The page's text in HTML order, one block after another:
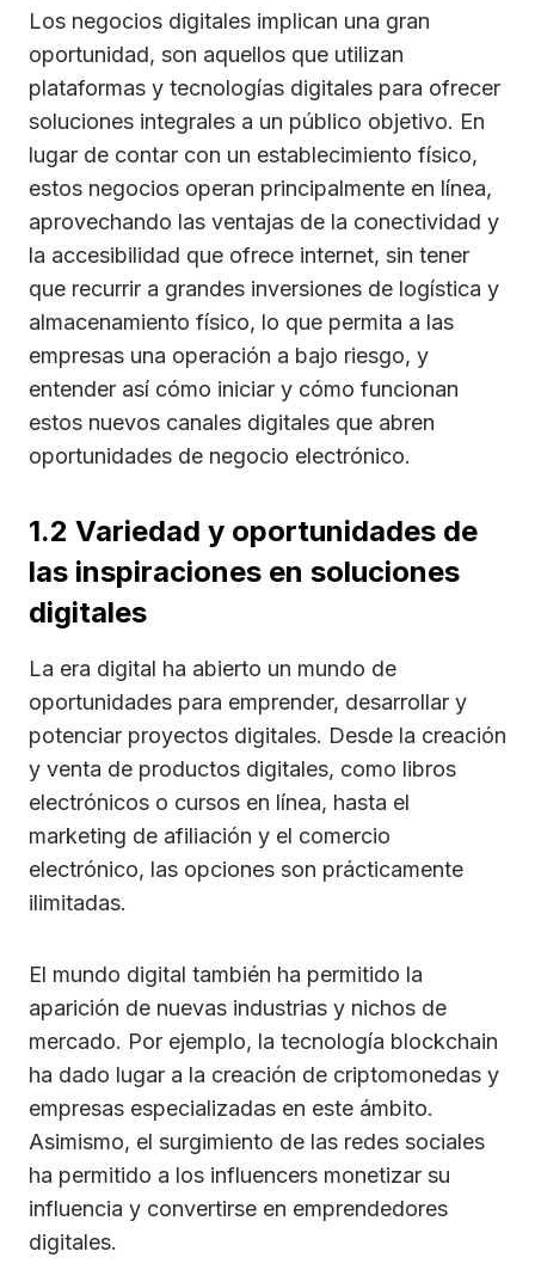
Los negocios digitales implican una gran
oportunidad, son aquellos que utilizan
plataformas y tecnologías digitales para ofrecer
soluciones integrales a un público objetivo. En
lugar de contar con un establecimiento físico,
estos negocios operan principalmente en línea,
aprovechando las ventajas de la conectividad y
la accesibilidad que ofrece internet, sin tener
que recurrir a grandes inversiones de logística y
almacenamiento físico, lo que permita a las
empresas una operación a bajo riesgo, y
entender así cómo iniciar y cómo funcionan
estos nuevos canales digitales que abren
oportunidades de negocio electrónico.
1.2 Variedad y oportunidades de
las inspiraciones en soluciones
digitales
La era digital ha abierto un mundo de
oportunidades para emprender, desarrollar y
potenciar proyectos digitales. Desde la creación
y venta de productos digitales, como libros
electrónicos o cursos en línea, hasta el
marketing de afiliación y el comercio
electrónico, las opciones son prácticamente
ilimitadas.
El mundo digital también ha permitido la
aparición de nuevas industrias y nichos de
mercado. Por ejemplo, la tecnología blockchain
ha dado lugar a la creación de criptomonedas y
empresas especializadas en este ámbito.
Asimismo, el surgimiento de las redes sociales
ha permitido a los influencers monetizar su
influencia y convertirse en emprendedores
digitales.